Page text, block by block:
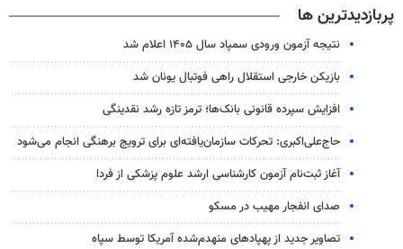
پربازدیدترین ها
نتیجه آزمون ورودی سمپاد سال ۱۴۰۵ اعلام شد
بازیکن خارجی استقلال راهی فوتبال یونان شد
افزایش سپرده قانونی بانک‌ها؛ ترمز تازه رشد نقدینگی
حاج‌علی‌اکبری: تحرکات سازمان‌یافته‌ای برای ترویج برهنگی انجام می‌شود
آغاز ثبت‌نام‌ آزمون کارشناسی ارشد علوم پزشکی از فردا
صدای انفجار مهیب در مسکو
تصاویر جدید از پهپادهای منهدم‌شده آمریکا توسط سپاه